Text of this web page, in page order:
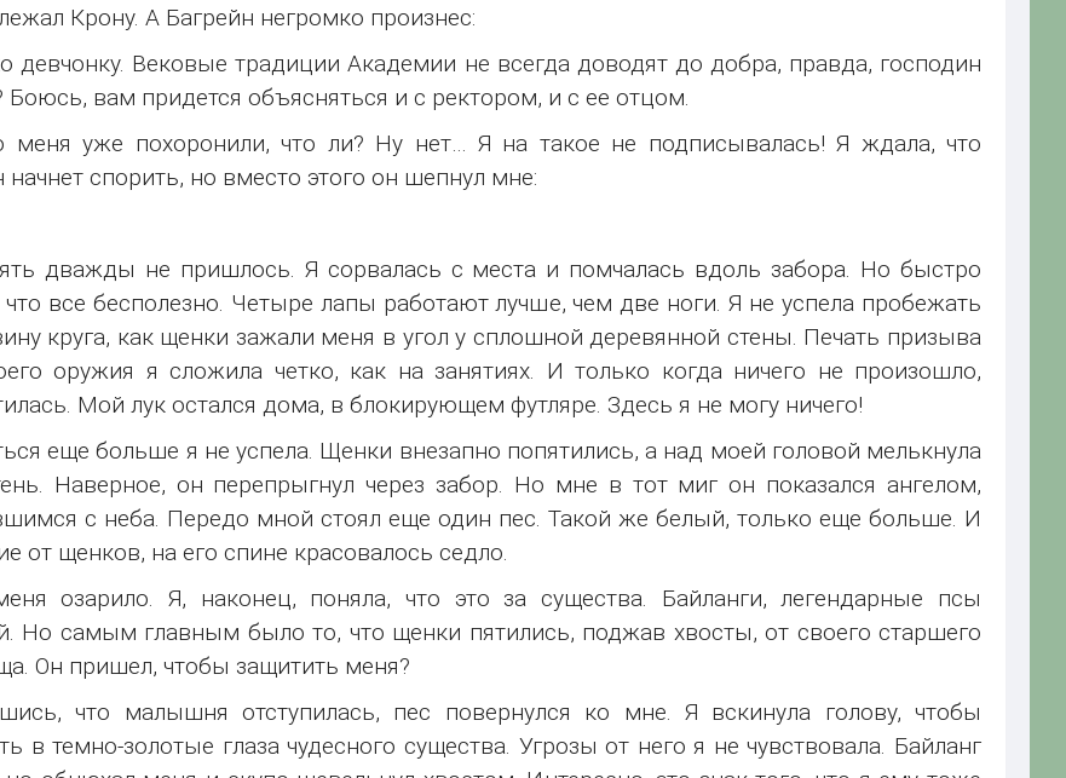
Крону. А Багрейн негромко произнес:
девчонку. Вековые традиции Академии не всегда доводят до добра, правда, господин
Боюсь, вам придется объясняться и с ректором, и с ее отцом.
меня уже похоронили, что ли? Ну нет… Я на такое не подписывалась! Я ждала, что
начнет спорить, но вместо этого он шепнул мне:
дважды не пришлось. Я сорвалась с места и помчалась вдоль забора. Но быстро
что все бесполезно. Четыре лапы работают лучше, чем две ноги. Я не успела пробежать
круга, как щенки зажали меня в угол у сплошной деревянной стены. Печать призыва
оружия я сложила четко, как на занятиях. И только когда ничего не произошло,
Мой лук остался дома, в блокирующем футляре. Здесь я не могу ничего!
еще больше я не успела. Щенки внезапно попятились, а над моей головой мелькнула
Наверное, он перепрыгнул через забор. Но мне в тот миг он показался ангелом,
с неба. Передо мной стоял еще один пес. Такой же белый, только еще больше. И
от щенков, на его спине красовалось седло.
озарило. Я, наконец, поняла, что это за существа. Байланги, легендарные псы
Но самым главным было то, что щенки пятились, поджав хвосты, от своего старшего
Он пришел, чтобы защитить меня?
что малышня отступилась, пес повернулся ко мне. Я вскинула голову, чтобы
в темно-золотые глаза чудесного существа. Угрозы от него я не чувствовала. Байланг